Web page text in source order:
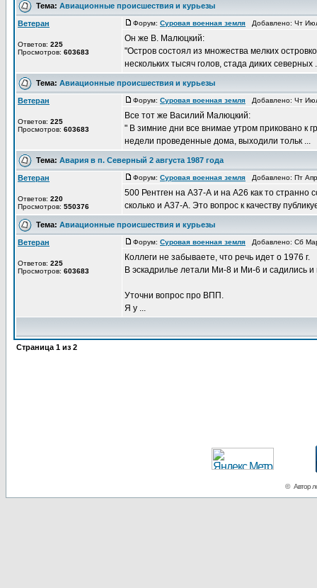
Тема: Авиационные происшествия и курьезы
Ветеран
Ответов: 225
Просмотров: 603683
Форум: Суровая военная земля Добавлено: Чт
Он же В. Малюцкий:
"Остров состоял из множества мелких
нескольких тысяч голов, стада диких северных
Тема: Авиационные происшествия и курьезы
Ветеран
Ответов: 225
Просмотров: 603683
Форум: Суровая военная земля Добавлено: Чт
Все тот же Василий Малюцкий:
" В зимние дни все внимае утром приковано к
недели проведенные дома, выходили тольк ...
Тема: Авария в п. Северный 2 августа 1987 года
Ветеран
Ответов: 220
Просмотров: 550376
Форум: Суровая военная земля Добавлено: Пт
500 Рентген на А37-А и на А26 как то странно
сколько и А37-А. Это вопрос к качеству
Тема: Авиационные происшествия и курьезы
Ветеран
Ответов: 225
Просмотров: 603683
Форум: Суровая военная земля Добавлено: Сб
Коллеги не забываете, что речь идет о 1976 г.
В эскадрилье летали Ми-8 и Ми-6 и садились
Уточни вопрос про ВПП.
Я у ...
Страница 1 из 2
© Автор